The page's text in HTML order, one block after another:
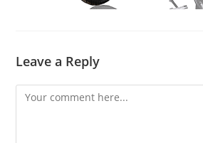
Leave a Reply
Comment